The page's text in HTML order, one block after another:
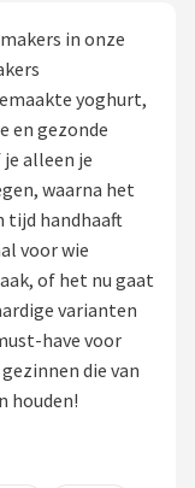
in onze
yoghurt,
en gezonde
alleen je
waarna het
tijd handhaaft
voor wie
of het nu gaat
varianten
have voor
die van
houden!